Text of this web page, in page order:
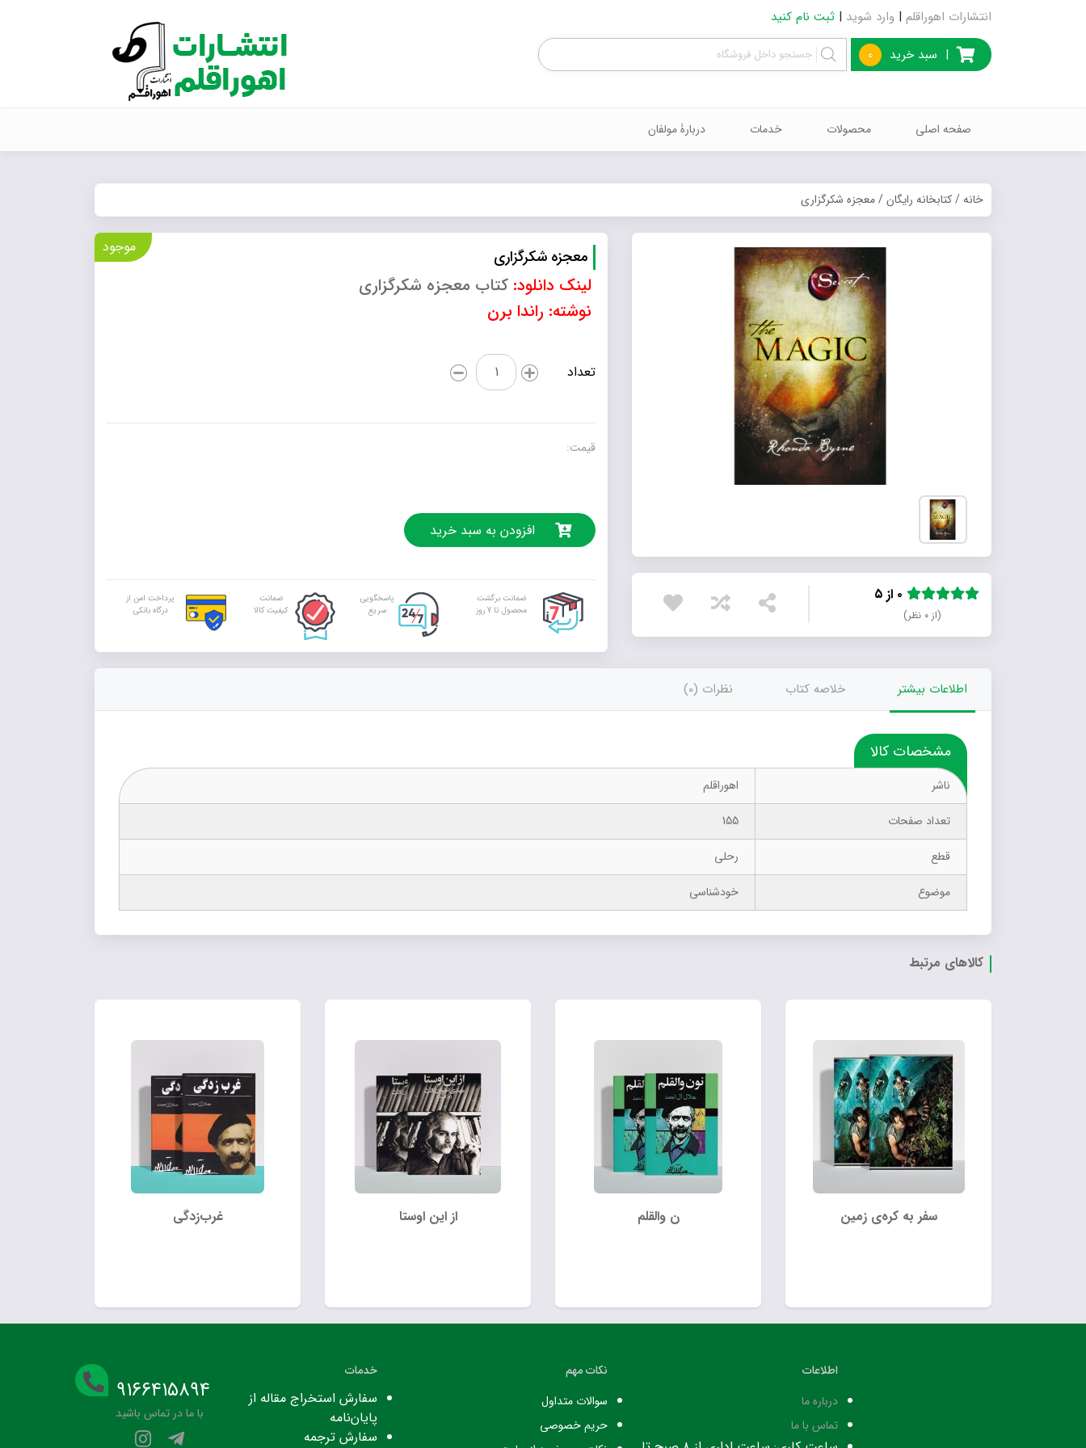
انتشارات اهوراقلم | وارد شوید | ثبت نام کنید
| سبد خرید 0
Products
search
صفحه اصلی محصولات خدمات دربارۀ مولفان
خانه/کتابخانه رایگان/ معجزه شکرگزاری
(از ۰ نظر)
موجود معجزه شکرگزاری
لینک دانلود: کتاب معجزه شکرگزاری
نوشته: راندا برن
تعداد
معجزه
شکرگزاری
قیمت:
افزودن به سبد خرید
ضمانت برگشت
محصول تا 7 روز
پاسخگویی
سریع
ضمانت
کیفیت کالا
پرداخت امن از
درگاه بانکی
اطلاعات بیشتر خلاصه کتاب نظرات (0)
مشخصات کالا
ناشر
اهوراقلم
تعداد صفحات
155
قطع
رحلی
موضوع
خودشناسی
کالاهای مرتبط
سفر به کره‌ی زمین ن والقلم از این اوستا غرب‌زدگی
اطلاعات
درباره ما
تماس با ما
نکات مهم
سوالات متداول
حریم خصوصی
خدمات
سفارش استخراج مقاله از
پایان‌نامه
سفارش ترجمه
۹۱۶۶۴۱۵۸۹۴
با ما در تماس باشید